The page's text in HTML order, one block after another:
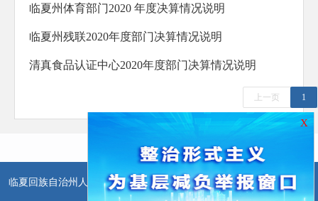
临夏州体育部门2020 年度决算情况说明
临夏州残联2020年度部门决算情况说明
清真食品认证中心2020年度部门决算情况说明
上一页 1
临夏回族自治州人民政府办公室主办 临夏回族自治州人民政府信息中
心承办
X